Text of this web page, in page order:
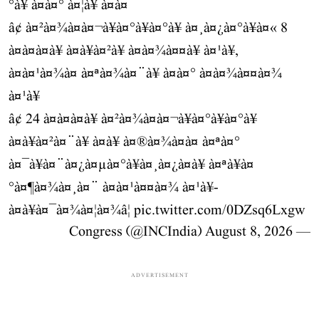
°à¥ à¤à¤° à¤¦à¥ à¤à¤
â¢ à¤²à¤¾à¤à¤¬à¥à¤°à¥à¤°à¥ à¤¸à¤¿à¤°à¥à¤« 8
à¤à¤à¤à¥ à¤à¥à¤²à¥ à¤à¤¾à¤¤à¥ à¤¹à¥,
à¤à¤¹à¤¾à¤ à¤ªà¤¾à¤¨à¥ à¤­à¤° à¤à¤¾à¤¤à¤¾
à¤¹à¥
â¢ 24 à¤à¤à¤à¥ à¤²à¤¾à¤à¤¬à¥à¤°à¥à¤°à¥
à¤à¥à¤²à¤¨à¥ à¤à¥ à¤®à¤¾à¤à¤ à¤ªà¤°
à¤¯à¥à¤¨à¤¿à¤µà¤°à¥à¤¸à¤¿à¤à¥ à¤ªà¥à¤
°à¤¶à¤¾à¤¸à¤¨ à¤à¤¹à¤¤à¤¾ à¤¹à¥-
à¤à¥à¤¯à¤¾à¤¦à¤¾â¦ pic.twitter.com/0DZsq6Lxgw
— Congress (@INCIndia)
August 8, 2026
ADVERTISEMENT